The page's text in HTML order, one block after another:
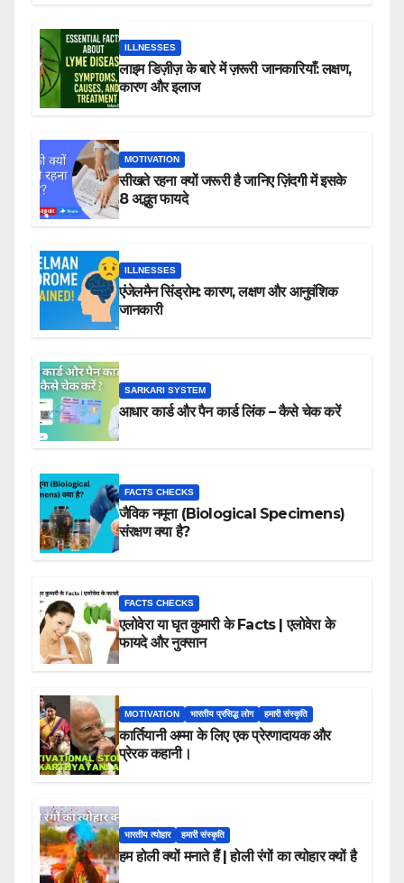
ILLNESSES
लाइम डिज़ीज़ के बारे में ज़रूरी जानकारियाँ: लक्षण,
कारण और इलाज
MOTIVATION
सीखते रहना क्यों जरूरी है जानिए ज़िंदगी में इसके
8 अद्भुत फायदे
ILLNESSES
एंजेलमैन सिंड्रोम: कारण, लक्षण और आनुवंशिक
जानकारी
SARKARI SYSTEM
आधार कार्ड और पैन कार्ड लिंक – कैसे चेक करें
FACTS CHECKS
जैविक नमूना (Biological Specimens)
संरक्षण क्या है?
FACTS CHECKS
एलोवेरा या घृत कुमारी के Facts | एलोवेरा के
फायदे और नुक्सान
MOTIVATION भारतीय प्रसिद्ध लोग हमारी संस्कृति
कार्तियानी अम्मा के लिए एक प्रेरणादायक और
प्रेरक कहानी।
भारतीय त्योहार हमारी संस्कृति
हम होली क्यों मनाते हैं | होली रंगों का त्योहार क्यों है